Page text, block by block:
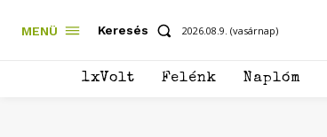
MENÜ Keresés 2026.08.9. (vasárnap)
1xVolt Felénk Naplóm